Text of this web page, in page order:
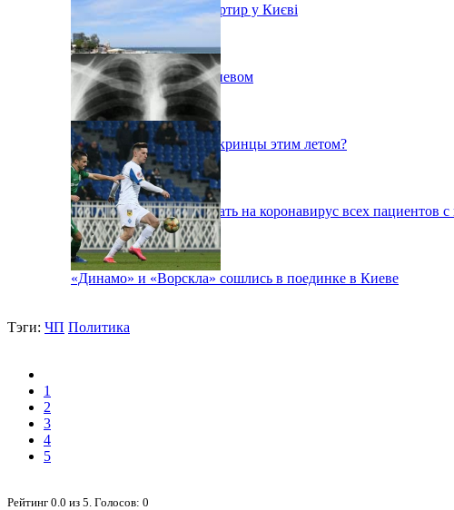
Ситуація з орендою квартир у Києві
Пожар на свалке под Киевом
Куда поедут отдыхать укринцы этим летом?
В Киеве будут тестировать на коронавирус всех пациентов
«Динамо» и «Ворскла» сошлись в поединке в Киеве
Тэги: ЧП Политика
1
2
3
4
5
Рейтинг 0.0 из 5 . Голосов: 0